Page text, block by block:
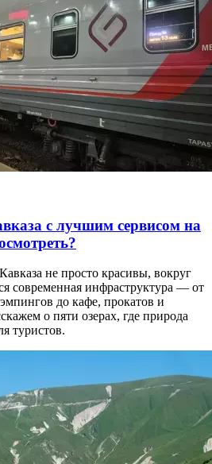
с лучшим сервисом на
не просто красивы, вокруг
современная инфраструктура — от
до кафе, прокатов и
о пяти озерах, где природа
туристов.